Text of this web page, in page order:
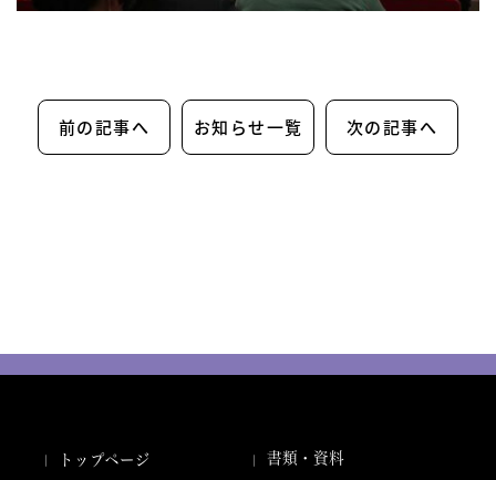
キャリアデザインコース
福祉コース
前の記事へ お知らせ一覧 次の記事へ
トップページ 書類・資料